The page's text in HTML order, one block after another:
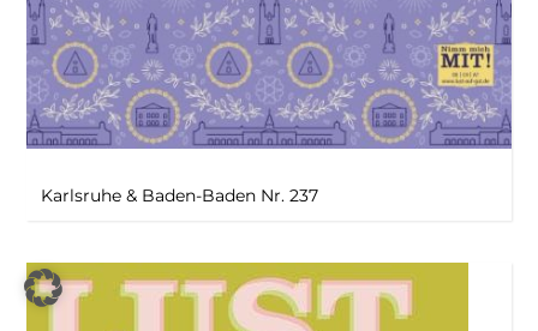
Karlsruhe & Baden-Baden Nr. 237